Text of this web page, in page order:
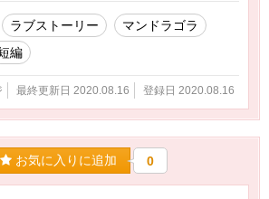
ラブストーリー
マンドラゴラ
編
最終更新日 2020.08.16 登録日 2020.08.16
お気に入りに追加 0